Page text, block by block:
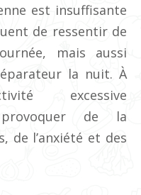
est insuffisante
de ressentir de
mais aussi
la nuit. À
excessive
de la
de l’anxiété et des